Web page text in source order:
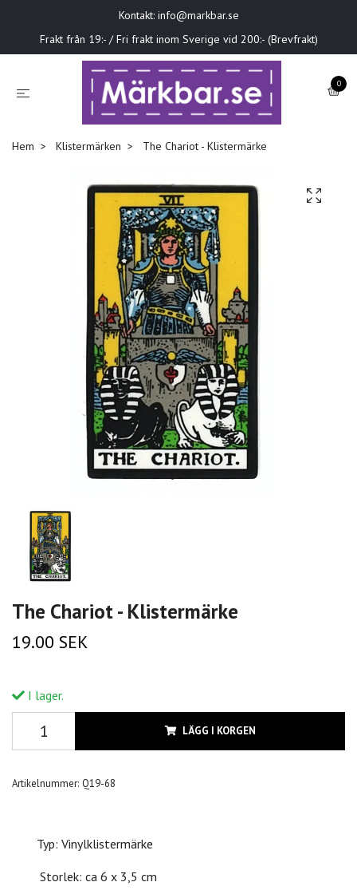
Kontakt: info@markbar.se
Frakt från 19:- / Fri frakt inom Sverige vid 200:- (Brevfrakt)
0
Hem Klistermärken The Chariot - Klistermärke
The Chariot - Klistermärke
19.00 SEK
I lager.
LÄGG I KORGEN
Artikelnummer: Q19-68
Typ: Vinylklistermärke
Storlek: ca 6 x 3,5 cm